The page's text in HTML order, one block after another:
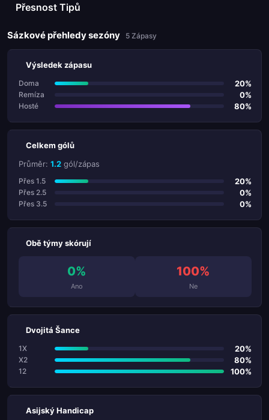
Přesnost Tipů
Sázkové přehledy sezóny 5 Zápasy
Výsledek zápasu
Doma 20%
Remíza 0%
Hosté 80%
Celkem gólů
Průměr: 1.2 gól/zápas
Přes 1.5 20%
Přes 2.5 0%
Přes 3.5 0%
Obě týmy skórují
0%
Ano
100%
Ne
Dvojitá Šance
1X 20%
X2 80%
12 100%
Asijský Handicap